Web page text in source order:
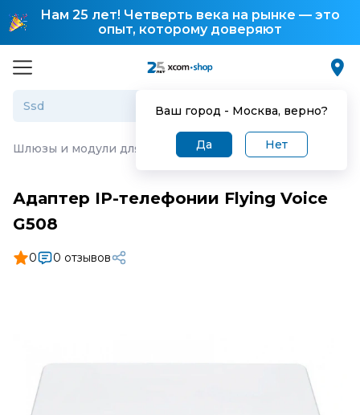
Нам 25 лет! Четверть века на рынке — это
опыт, которому доверяют
Ваш город - Москва, верно?
Да Нет
Шлюзы и модули для IP-телефонии Адаптер IP-
Адаптер IP-телефонии Flying Voice
G508
0 0 отзывов